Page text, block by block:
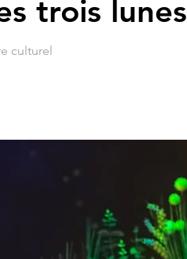
trois lunes
culturel